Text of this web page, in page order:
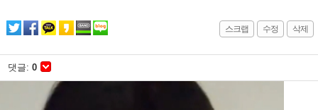
스크랩 수정 삭제
댓글: 0